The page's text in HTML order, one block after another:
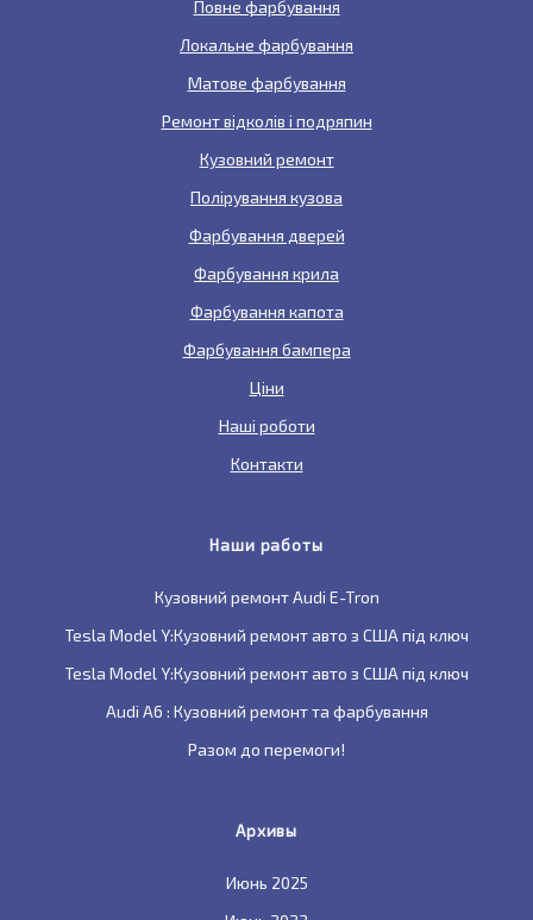
Повне фарбування
Локальне фарбування
Матове фарбування
Ремонт відколів і подряпин
Кузовний ремонт
Полірування кузова
Фарбування дверей
Фарбування крила
Фарбування капота
Фарбування бампера
Ціни
Наші роботи
Контакти
Наши работы
Кузовний ремонт Audi E-Tron
Tesla Model Y:Кузовний ремонт авто з США під ключ
Tesla Model Y:Кузовний ремонт авто з США під ключ
Audi A6 : Кузовний ремонт та фарбування
Разом до перемоги!
Архивы
Июнь 2025